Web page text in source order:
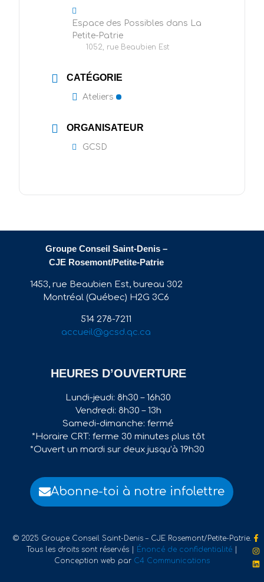
Espace des Possibles dans La
Petite-Patrie
1052, rue Beaubien Est
CATÉGORIE
Ateliers
ORGANISATEUR
GCSD
Groupe Conseil Saint-Denis –
CJE Rosemont/Petite-Patrie
1453, rue Beaubien Est, bureau 302
Montréal (Québec) H2G 3C6
514 278-7211
accueil@gcsd.qc.ca
HEURES D’OUVERTURE
Lundi-jeudi: 8h30 – 16h30
Vendredi: 8h30 – 13h
Samedi-dimanche: fermé
*Horaire CRT: ferme 30 minutes plus tôt
*Ouvert un mardi sur deux jusqu’à 19h30
Abonne-toi à notre infolettre
© 2025 Groupe Conseil Saint-Denis – CJE Rosemont/Petite-Patrie.
Tous les droits sont réservés |
Énoncé de confidentialité
Conception web par C4 Communications